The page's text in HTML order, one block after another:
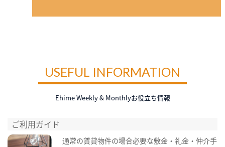
USEFUL INFORMATION
Ehime Weekly & Monthlyお役立ち情報
ご利用ガイド
通常の賃貸物件の場合必要な敷金・礼金・仲介手